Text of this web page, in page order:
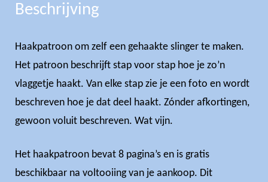
Beschrijving
Haakpatroon om zelf een gehaakte slinger te maken.
Het patroon beschrijft stap voor stap hoe je zo’n
vlaggetje haakt. Van elke stap zie je een foto en wordt
beschreven hoe je dat deel haakt. Zónder afkortingen,
gewoon voluit beschreven. Wat vijn.
Het haakpatroon bevat 8 pagina’s en is gratis
beschikbaar na voltooiing van je aankoop. Dit